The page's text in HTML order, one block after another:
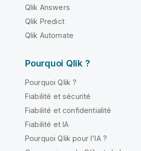
Qlik Answers
Qlik Predict
Qlik Automate
Pourquoi Qlik ?
Pourquoi Qlik ?
Fiabilité et sécurité
Fiabilité et confidentialité
Fiabilité et IA
Pourquoi Qlik pour l'IA ?